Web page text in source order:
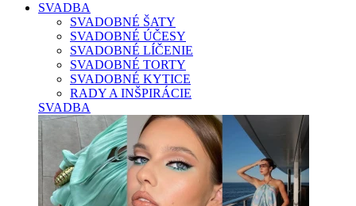
SVADBA
SVADOBNÉ ŠATY
SVADOBNÉ ÚČESY
SVADOBNÉ LÍČENIE
SVADOBNÉ TORTY
SVADOBNÉ KYTICE
RADY A INŠPIRÁCIE
SVADBA